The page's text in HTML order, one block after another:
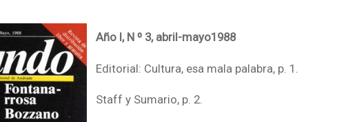
Año I, N º 3, abril-mayo1988
Editorial: Cultura, esa mala palabra, p. 1.
Staff y Sumario, p. 2.